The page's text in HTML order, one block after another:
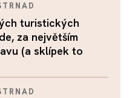
turistických
za největším
(a sklípek to